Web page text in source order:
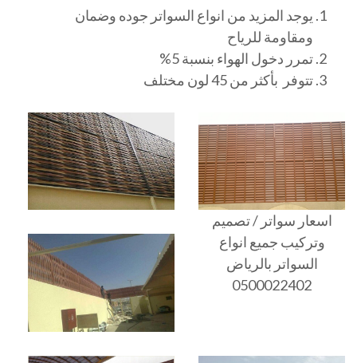
يوجد المزيد من انواع السواتر جوده وضمان
ومقاومة للرياح
تمرر دخول الهواء بنسبة 5%
تتوفر بأكثر من 45 لون مختلف
اسعار سواتر / تصميم
وتركيب جميع انواع
السواتر بالرياض
0500022402